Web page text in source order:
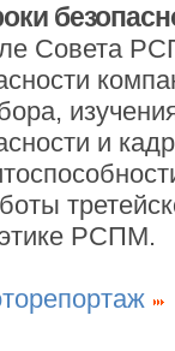
Совета
и
РСПМ.